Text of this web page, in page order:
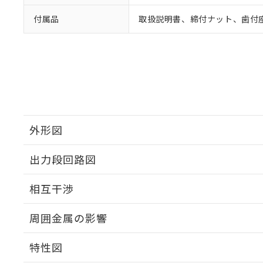
付属品 取扱説明書、締付ナット、歯付
外形図
出力段回路図
相互干渉
周囲金属の影響
特性図